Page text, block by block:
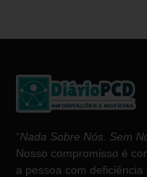
“Nada Sobre Nós. Sem
Nosso compromisso é
a pessoa com